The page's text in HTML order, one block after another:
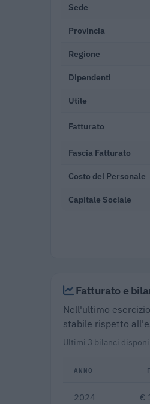
Sede
Provincia
Regione
Dipendenti
Utile
Fatturato
Fascia Fatturato
Costo del Personale
Capitale Sociale
Fatturato e
Nell'ultimo
stabile rispetto
Ultimi 3 bilanci
ANNO
2024 €